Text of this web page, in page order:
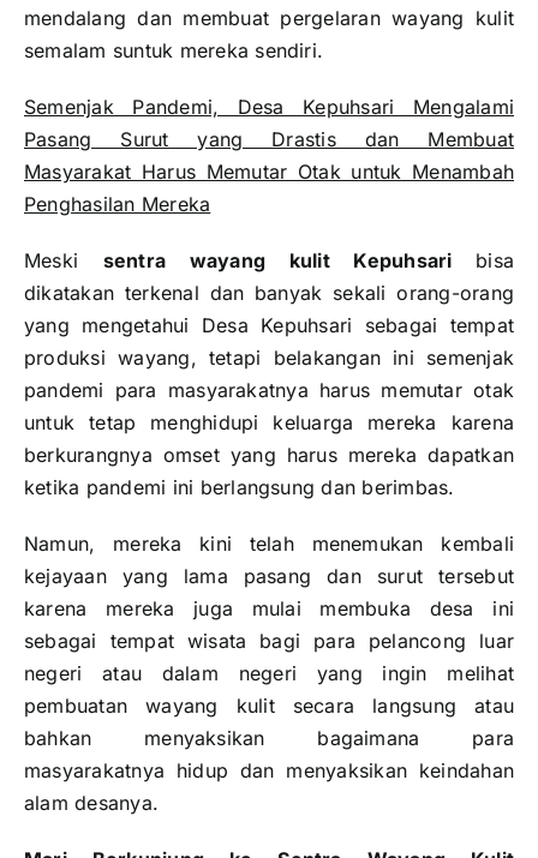
mendalang dan membuat pergelaran wayang kulit
semalam suntuk mereka sendiri.
Semenjak Pandemi, Desa Kepuhsari Mengalami
Pasang Surut yang Drastis dan Membuat
Masyarakat Harus Memutar Otak untuk Menambah
Penghasilan Mereka
Meski sentra wayang kulit Kepuhsari bisa
dikatakan terkenal dan banyak sekali orang-orang
yang mengetahui Desa Kepuhsari sebagai tempat
produksi wayang, tetapi belakangan ini semenjak
pandemi para masyarakatnya harus memutar otak
untuk tetap menghidupi keluarga mereka karena
berkurangnya omset yang harus mereka dapatkan
ketika pandemi ini berlangsung dan berimbas.
Namun, mereka kini telah menemukan kembali
kejayaan yang lama pasang dan surut tersebut
karena mereka juga mulai membuka desa ini
sebagai tempat wisata bagi para pelancong luar
negeri atau dalam negeri yang ingin melihat
pembuatan wayang kulit secara langsung atau
bahkan menyaksikan bagaimana para
masyarakatnya hidup dan menyaksikan keindahan
alam desanya.